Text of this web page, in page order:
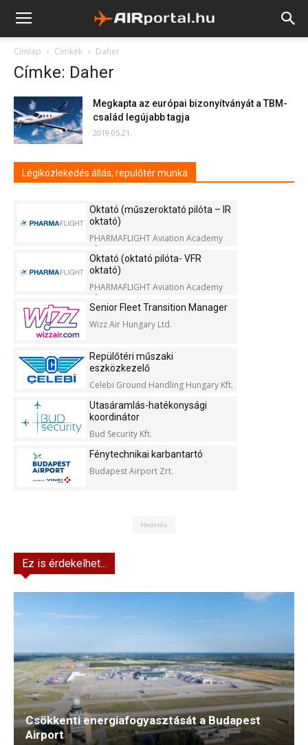
Címlap Címkék Daher
Címke: Daher
Megkapta az európai bizonyítványát a TBM-
család legújabb tagja
2019.05.21.
Légiközlekedés állás, repülőtér munka
Oktató (műszeroktató pilóta – IR
oktató)
PHARMAFLIGHT Aviation Academy
Kft.
Oktató (oktató pilóta- VFR
oktató)
PHARMAFLIGHT Aviation Academy
Kft.
Senior Fleet Transition Manager
Wizz Air Hungary Ltd.
Repülőtéri műszaki
eszközkezelő
Celebi Ground Handling Hungary Kft.
Utasáramlás-hatékonysági
koordinátor
Bud Security Kft.
Fénytechnikai karbantartó
Budapest Airport Zrt.
Hirdetés
Ez is érdekelhet...
Csökkenti energiafogyasztását a Budapest
Airport